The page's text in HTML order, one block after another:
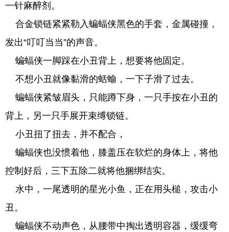
一针麻醉剂。
合金锁链紧紧勒入蝙蝠侠黑色的手套，金属碰撞，
发出“叮叮当当”的声音。
蝙蝠侠一脚踩在小丑背上，想要将他固定。
不想小丑就像黏滑的蛞蝓，一下子滑了过去。
蝙蝠侠紧皱眉头，只能蹲下身，一只手按在小丑的
背上，另一只手展开束缚锁链。
小丑扭了扭去，并不配合，
蝙蝠侠也没惯着他，膝盖压在软烂的身体上，将他
控制好后，三下五除二就将他捆绑结实。
水中，一尾透明的星光小鱼，正在用头槌，攻击小
丑。
蝙蝠侠不动声色，从腰带中掏出透明容器，缓缓弯